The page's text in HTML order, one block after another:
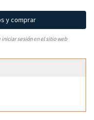
y comprar
iniciar sesión en el sitio web